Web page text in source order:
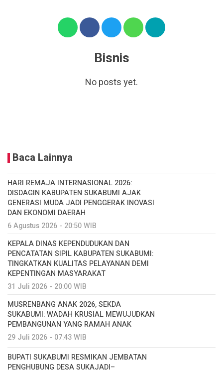
Bisnis
No posts yet.
Baca Lainnya
HARI REMAJA INTERNASIONAL 2026:
DISDAGIN KABUPATEN SUKABUMI AJAK
GENERASI MUDA JADI PENGGERAK INOVASI
DAN EKONOMI DAERAH
6 Agustus 2026 - 20:50 WIB
KEPALA DINAS KEPENDUDUKAN DAN
PENCATATAN SIPIL KABUPATEN SUKABUMI:
TINGKATKAN KUALITAS PELAYANAN DEMI
KEPENTINGAN MASYARAKAT
31 Juli 2026 - 20:00 WIB
MUSRENBANG ANAK 2026, SEKDA
SUKABUMI: WADAH KRUSIAL MEWUJUDKAN
PEMBANGUNAN YANG RAMAH ANAK
29 Juli 2026 - 07:43 WIB
BUPATI SUKABUMI RESMIKAN JEMBATAN
PENGHUBUNG DESA SUKAJADI–